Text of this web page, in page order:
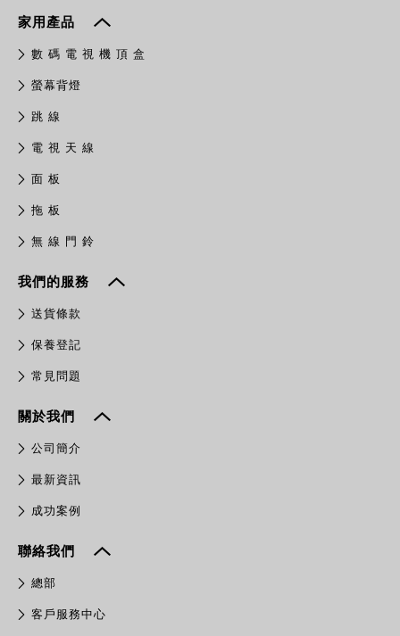
家用產品
數 碼 電 視 機 頂 盒
螢幕背燈
跳 線
電 視 天 線
面 板
拖 板
無 線 門 鈴
我們的服務
送貨條款
保養登記
常見問題
關於我們
公司簡介
最新資訊
成功案例
聯絡我們
總部
客戶服務中心